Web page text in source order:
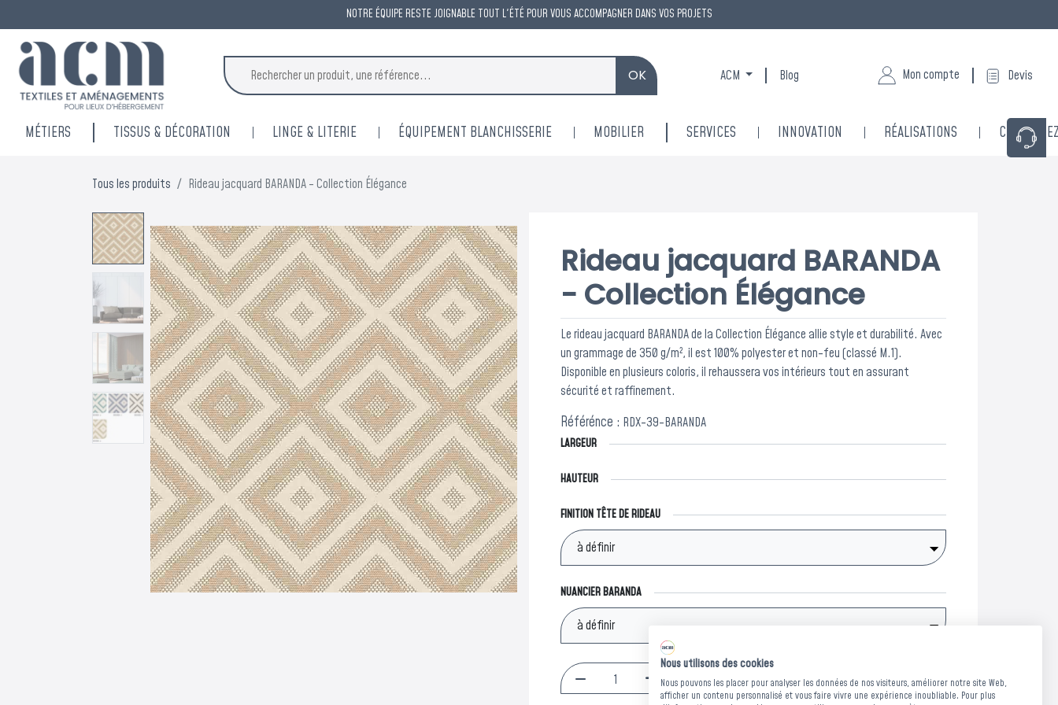
NOTRE ÉQUIPE RESTE JOIGNABLE TOUT L'ÉTÉ POUR VOUS ACCOMPAGNER DANS VOS PROJETS
OK ACM Blog Mon compte Devis
MÉTIERS TISSUS & DÉCORATION LINGE & LITERIE ÉQUIPEMENT BLANCHISSERIE MOBILIER SERVICES INNOVATION RÉALISATIONS
Tous les produits Rideau jacquard BARANDA - Collection Élégance
Rideau jacquard BARANDA
- Collection Élégance
Le rideau jacquard BARANDA de la Collection Élégance allie style et durabilité. Avec
un grammage de 350 g/m², il est 100% polyester et non-feu (classé M.1).
Disponible en plusieurs coloris, il rehaussera vos intérieurs tout en assurant
sécurité et raffinement.
Référénce : RDX-39-BARANDA
LARGEUR
HAUTEUR
FINITION TÊTE DE RIDEAU
NUANCIER BARANDA
Demander un devis
Nous utilisons des cookies
Nous pouvons les placer pour analyser les données de nos visiteurs, améliorer notre site Web,
afficher un contenu personnalisé et vous faire vivre une expérience inoubliable. Pour plus